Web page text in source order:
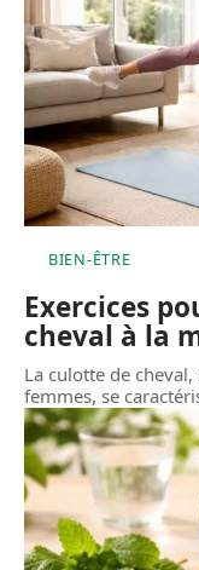
BIEN-ÊTRE
Exercices
cheval à la
La culotte de
femmes, se